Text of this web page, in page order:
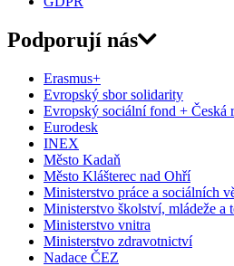
Podporují nás
Erasmus+
Evropský sbor solidarity
Evropský sociální fond + Česká
Eurodesk
INEX
Město Kadaň
Město Klášterec nad Ohří
Ministerstvo práce a sociálních
Ministerstvo školství, mládeže a
Ministerstvo vnitra
Ministerstvo zdravotnictví
Nadace ČEZ